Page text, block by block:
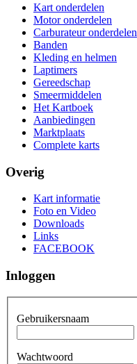
Kart onderdelen
Motor onderdelen
Carburateur onderdelen
Banden
Kleding en helmen
Laptimers
Gereedschap
Smeermiddelen
Het Kartboek
Aanbiedingen
Marktplaats
Complete karts
Overig
Kart informatie
Foto en Video
Downloads
Links
FACEBOOK
Inloggen
Gebruikersnaam
Wachtwoord